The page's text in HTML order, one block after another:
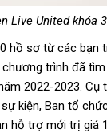
Live United khóa 3
hồ sơ từ các bạn
chương trình đã tìm
2022-2023. Cụ
kiện, Ban tổ
hỗ trợ mới trị giá